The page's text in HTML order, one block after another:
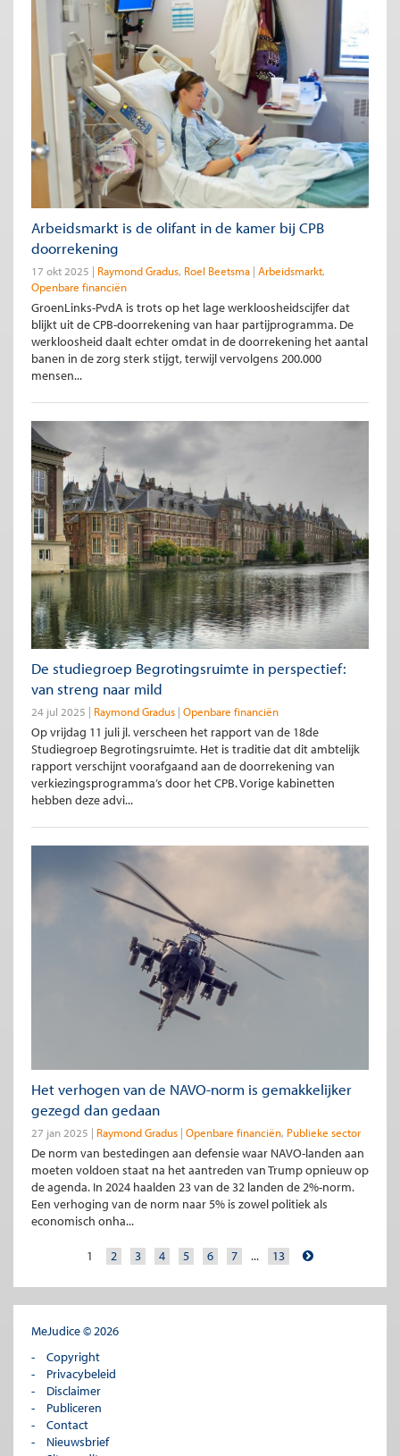
Arbeidsmarkt is de olifant in de kamer bij CPB
doorrekening
17 okt 2025 Raymond Gradus Roel Beetsma Arbeidsmarkt
Openbare financiën
GroenLinks-PvdA is trots op het lage werkloosheidscijfer dat
blijkt uit de CPB-doorrekening van haar partijprogramma. De
werkloosheid daalt echter omdat in de doorrekening het aantal
banen in de zorg sterk stijgt, terwijl vervolgens 200.000
mensen...
De studiegroep Begrotingsruimte in perspectief:
van streng naar mild
24 jul 2025 Raymond Gradus Openbare financiën
Op vrijdag 11 juli jl. verscheen het rapport van de 18de
Studiegroep Begrotingsruimte. Het is traditie dat dit ambtelijk
rapport verschijnt voorafgaand aan de doorrekening van
verkiezingsprogramma’s door het CPB. Vorige kabinetten
hebben deze advi...
Het verhogen van de NAVO-norm is gemakkelijker
gezegd dan gedaan
27 jan 2025 Raymond Gradus Openbare financiën Publieke sector
De norm van bestedingen aan defensie waar NAVO-landen aan
moeten voldoen staat na het aantreden van Trump opnieuw op
de agenda. In 2024 haalden 23 van de 32 landen de 2%-norm.
Een verhoging van de norm naar 5% is zowel politiek als
economisch onha...
1 2 3 4 5 6 7 ... 13
MeJudice © 2026
Copyright
Privacybeleid
Disclaimer
Publiceren
Contact
Nieuwsbrief